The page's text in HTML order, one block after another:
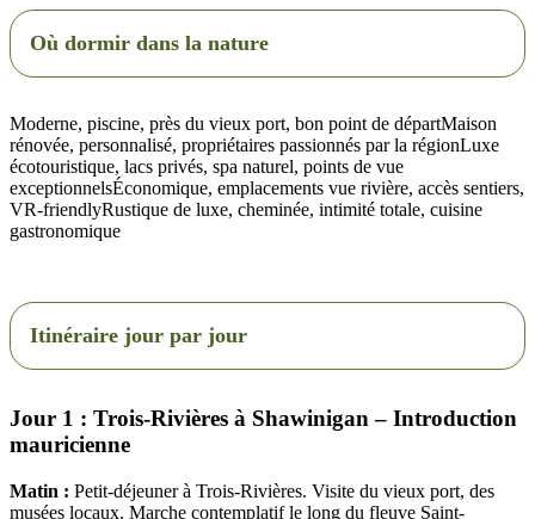
Où dormir dans la nature
Moderne, piscine, près du vieux port, bon point de départMaison
rénovée, personnalisé, propriétaires passionnés par la régionLuxe
écotouristique, lacs privés, spa naturel, points de vue
exceptionnelsÉconomique, emplacements vue rivière, accès sentiers,
VR-friendlyRustique de luxe, cheminée, intimité totale, cuisine
gastronomique
Itinéraire jour par jour
Jour 1 : Trois-Rivières à Shawinigan – Introduction
mauricienne
Matin : Petit-déjeuner à Trois-Rivières. Visite du vieux port, des
musées locaux. Marche contemplatif le long du fleuve Saint-